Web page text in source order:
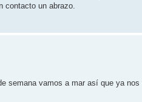
contacto un abrazo.
semana vamos a mar así que ya